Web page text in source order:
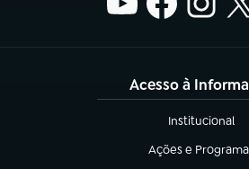
Acesso à
Institucional
(abre em nova
Ações e
(abre em nova